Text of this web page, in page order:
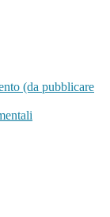
(da pubblicare